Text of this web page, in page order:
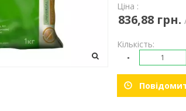
Ціна :
836,88 грн.
Кількість:
-